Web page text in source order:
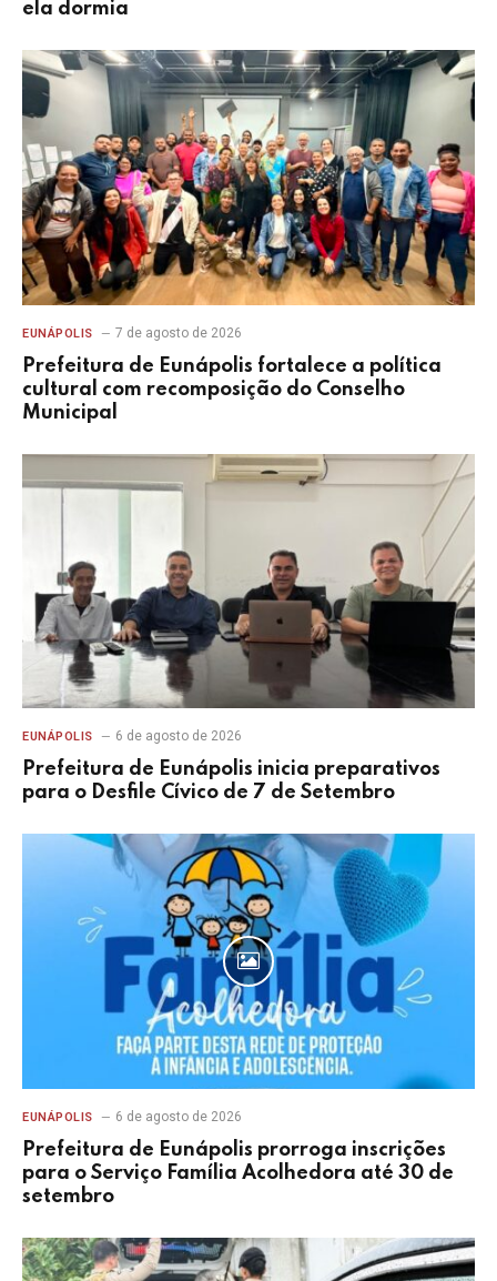
ela dormia
EUNÁPOLIS 7 de agosto de 2026
Prefeitura de Eunápolis fortalece a política
cultural com recomposição do Conselho
Municipal
EUNÁPOLIS 6 de agosto de 2026
Prefeitura de Eunápolis inicia preparativos
para o Desfile Cívico de 7 de Setembro
EUNÁPOLIS 6 de agosto de 2026
Prefeitura de Eunápolis prorroga inscrições
para o Serviço Família Acolhedora até 30 de
setembro